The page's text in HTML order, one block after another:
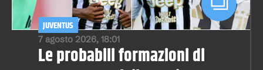
7 agosto 2026, 18:01
JUVENTUS
Le probabili formazioni di